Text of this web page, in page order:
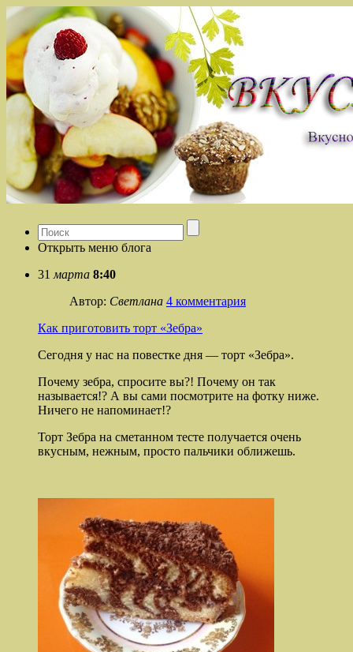
Открыть меню блога
31 марта 8:40
Автор: Светлана 4 комментария
Как приготовить торт «Зебра»
Сегодня у нас на повестке дня — торт «Зебра».
Почему зебра, спросите вы?! Почему он так
называется!? А вы сами посмотрите на фотку ниже.
Ничего не напоминает!?
Торт Зебра на сметанном тесте получается очень
вкусным, нежным, просто пальчики оближешь.